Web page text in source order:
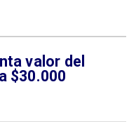
valor del
$30.000